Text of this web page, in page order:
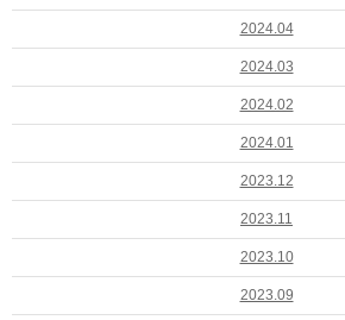
2024.04
2024.03
2024.02
2024.01
2023.12
2023.11
2023.10
2023.09